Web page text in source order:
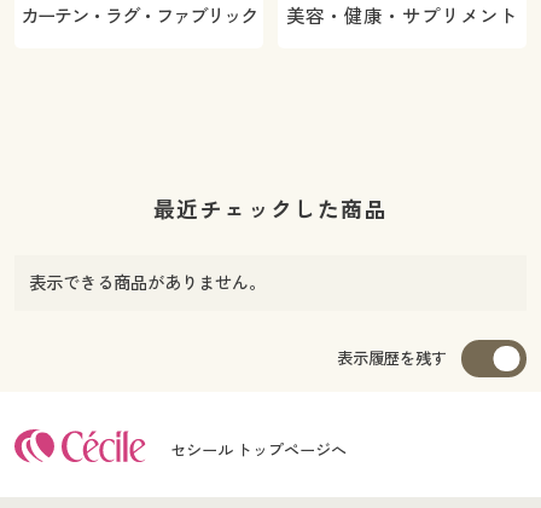
カーテン・ラグ・ファブリック 美容・健康・サプリメント
最近チェックした商品
表示できる商品がありません。
表示履歴を残す
セシール トップページへ